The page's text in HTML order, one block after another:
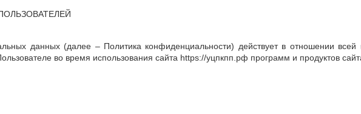
данных (далее – Политика конфиденциальности) действует в отношении
во время использования сайта https://уцпкпп.рф программ и продуктов